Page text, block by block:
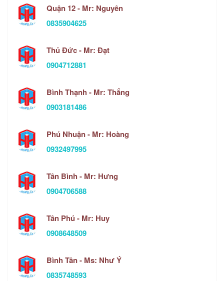
Quận 12 - Mr: Nguyên
0835904625
Thủ Đức - Mr: Đạt
0904712881
Bình Thạnh - Mr: Thắng
0903181486
Phú Nhuận - Mr: Hoàng
0932497995
Tân Bình - Mr: Hưng
0904706588
Tân Phú - Mr: Huy
0908648509
Bình Tân - Ms: Như Ý
0835748593